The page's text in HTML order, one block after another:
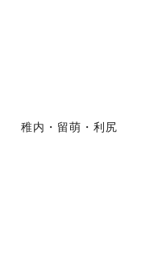
稚内・留萌・利尻